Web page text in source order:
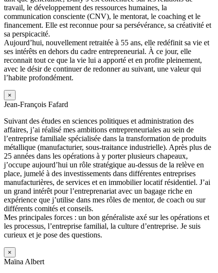
travail, le développement des ressources humaines, la
communication consciente (CNV), le mentorat, le coaching et le
financement. Elle est reconnue pour sa persévérance, sa créativité et
sa perspicacité.
Aujourd’hui, nouvellement retraitée à 55 ans, elle redéfinit sa vie et
ses intérêts en dehors du cadre entrepreneurial. À ce jour, elle
reconnait tout ce que la vie lui a apporté et en profite pleinement,
avec le désir de continuer de redonner au suivant, une valeur qui
l’habite profondément.
×
Jean-François Fafard
Suivant des études en sciences politiques et administration des
affaires, j’ai réalisé mes ambitions entrepreneuriales au sein de
l’entreprise familiale spécialisée dans la transformation de produits
métallique (manufacturier, sous-traitance industrielle). Après plus de
25 années dans les opérations à y porter plusieurs chapeaux,
j’occupe aujourd’hui un rôle stratégique au-dessus de la relève en
place, jumelé à des investissements dans différentes entreprises
manufacturières, de services et en immobilier locatif résidentiel. J’ai
un grand intérêt pour l’entreprenariat avec un bagage riche en
expérience que j’utilise dans mes rôles de mentor, de coach ou sur
différents comités et conseils.
Mes principales forces : un bon généraliste axé sur les opérations et
les processus, l’entreprise familial, la culture d’entreprise. Je suis
curieux et je pose des questions.
×
Maïna Albert